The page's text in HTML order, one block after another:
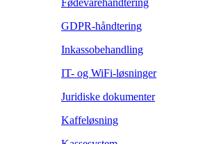
Fødevarehåndtering
GDPR-håndtering
Inkassobehandling
IT- og WiFi-løsninger
Juridiske dokumenter
Kaffeløsning